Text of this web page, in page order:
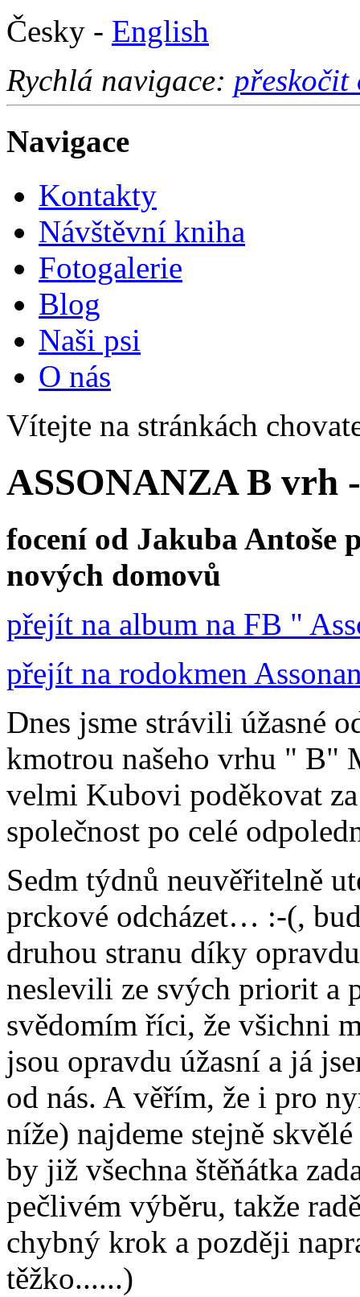
Česky - English
Rychlá navigace: přeskočit
Navigace
Kontakty
Návštěvní kniha
Fotogalerie
Blog
Naši psi
O nás
Vítejte na stránkách
ASSONANZA B vrh
focení od Jakuba Antoše
nových domovů
přejít na album na FB "
přejít na rodokmen
Dnes jsme strávili úžasné
kmotrou našeho vrhu " B"
velmi Kubovi poděkovat
společnost po celé
Sedm týdnů neuvěřitelně
prckové odcházet… :-(,
druhou stranu díky
neslevili ze svých priorit a
svědomím říci, že všichni
jsou opravdu úžasní a já
od nás. A věřím, že i pro
níže) najdeme stejně
by již všechna štěňátka
pečlivém výběru, takže
chybný krok a později
těžko......)